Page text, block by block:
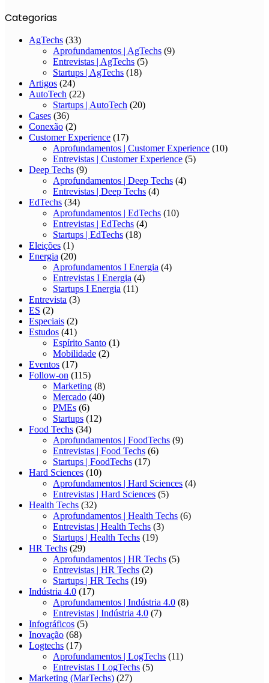
Categorias
AgTechs (33)
Aprofundamentos | AgTechs (9)
Entrevistas | AgTechs (5)
Startups | AgTechs (18)
Artigos (24)
AutoTech (22)
Startups | AutoTech (20)
Cases (36)
Conexão (2)
Customer Experience (17)
Aprofundamentos | Customer Experience (10)
Entrevistas | Customer Experience (5)
Deep Techs (9)
Aprofundamentos | Deep Techs (4)
Entrevistas | Deep Techs (4)
EdTechs (34)
Aprofundamentos | EdTechs (10)
Entrevistas | EdTechs (4)
Startups | EdTechs (18)
Eleições (1)
Energia (20)
Aprofundamentos I Energia (4)
Entrevistas I Energia (4)
Startups I Energia (11)
Entrevista (3)
ES (2)
Especiais (2)
Estudos (41)
Espírito Santo (1)
Mobilidade (2)
Eventos (17)
Follow-on (115)
Marketing (8)
Mercado (40)
PMEs (6)
Startups (12)
Food Techs (34)
Aprofundamentos | FoodTechs (9)
Entrevistas | Food Techs (6)
Startups | FoodTechs (17)
Hard Sciences (10)
Aprofundamentos | Hard Sciences (4)
Entrevistas | Hard Sciences (5)
Health Techs (32)
Aprofundamentos | Health Techs (6)
Entrevistas | Health Techs (3)
Startups | Health Techs (19)
HR Techs (29)
Aprofundamentos | HR Techs (5)
Entrevistas | HR Techs (2)
Startups | HR Techs (19)
Indústria 4.0 (17)
Aprofundamentos | Indústria 4.0 (8)
Entrevistas | Indústria 4.0 (7)
Infográficos (5)
Inovação (68)
Logtechs (17)
Aprofundamentos | LogTechs (11)
Entrevistas I LogTechs (5)
Marketing (MarTechs) (27)